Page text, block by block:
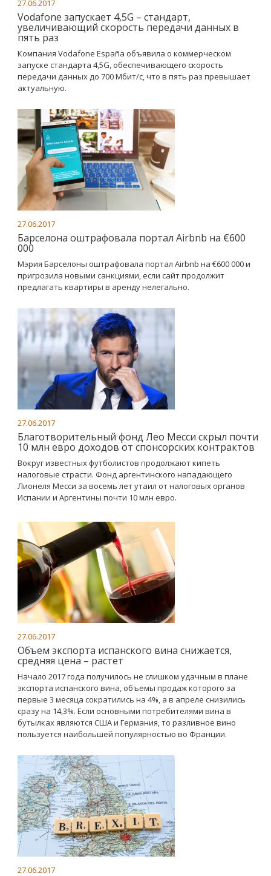
27.06.2017
Vodafone запускает 4,5G – стандарт,
увеличивающий скорость передачи данных в
пять раз
Компания Vodafone España объявила о коммерческом
запуске стандарта 4,5G, обеспечивающего скорость
передачи данных до 700 Мбит/с, что в пять раз превышает
актуальную.
27.06.2017
Барселона оштрафовала портал Airbnb на €600
000
Мэрия Барселоны оштрафовала портал Airbnb на €600 000 и
пригрозила новыми санкциями, если сайт продолжит
предлагать квартиры в аренду нелегально.
27.06.2017
Благотворительный фонд Лео Месси скрыл почти
10 млн евро доходов от спонсорских контрактов
Вокруг известных футболистов продолжают кипеть
налоговые страсти. Фонд аргентинского нападающего
Лионеля Месси за восемь лет утаил от налоговых органов
Испании и Аргентины почти 10 млн евро.
27.06.2017
Объем экспорта испанского вина снижается,
средняя цена – растет
Начало 2017 года получилось не слишком удачным в плане
экспорта испанского вина, объемы продаж которого за
первые 3 месяца сократились на 4%, а в апреле снизились
сразу на 14,3%. Если основными потребителями вина в
бутылках являются США и Германия, то разливное вино
пользуется наибольшей популярностью во Франции.
27.06.2017